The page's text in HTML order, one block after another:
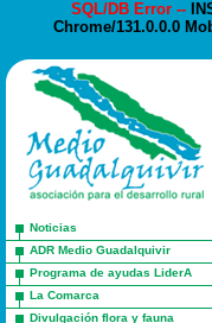
SQL/DB Error --
Chrome/131.0.0.0
Noticias
ADR Medio Guadalquivir
Programa de ayudas LiderA
La Comarca
Divulgación flora y fauna